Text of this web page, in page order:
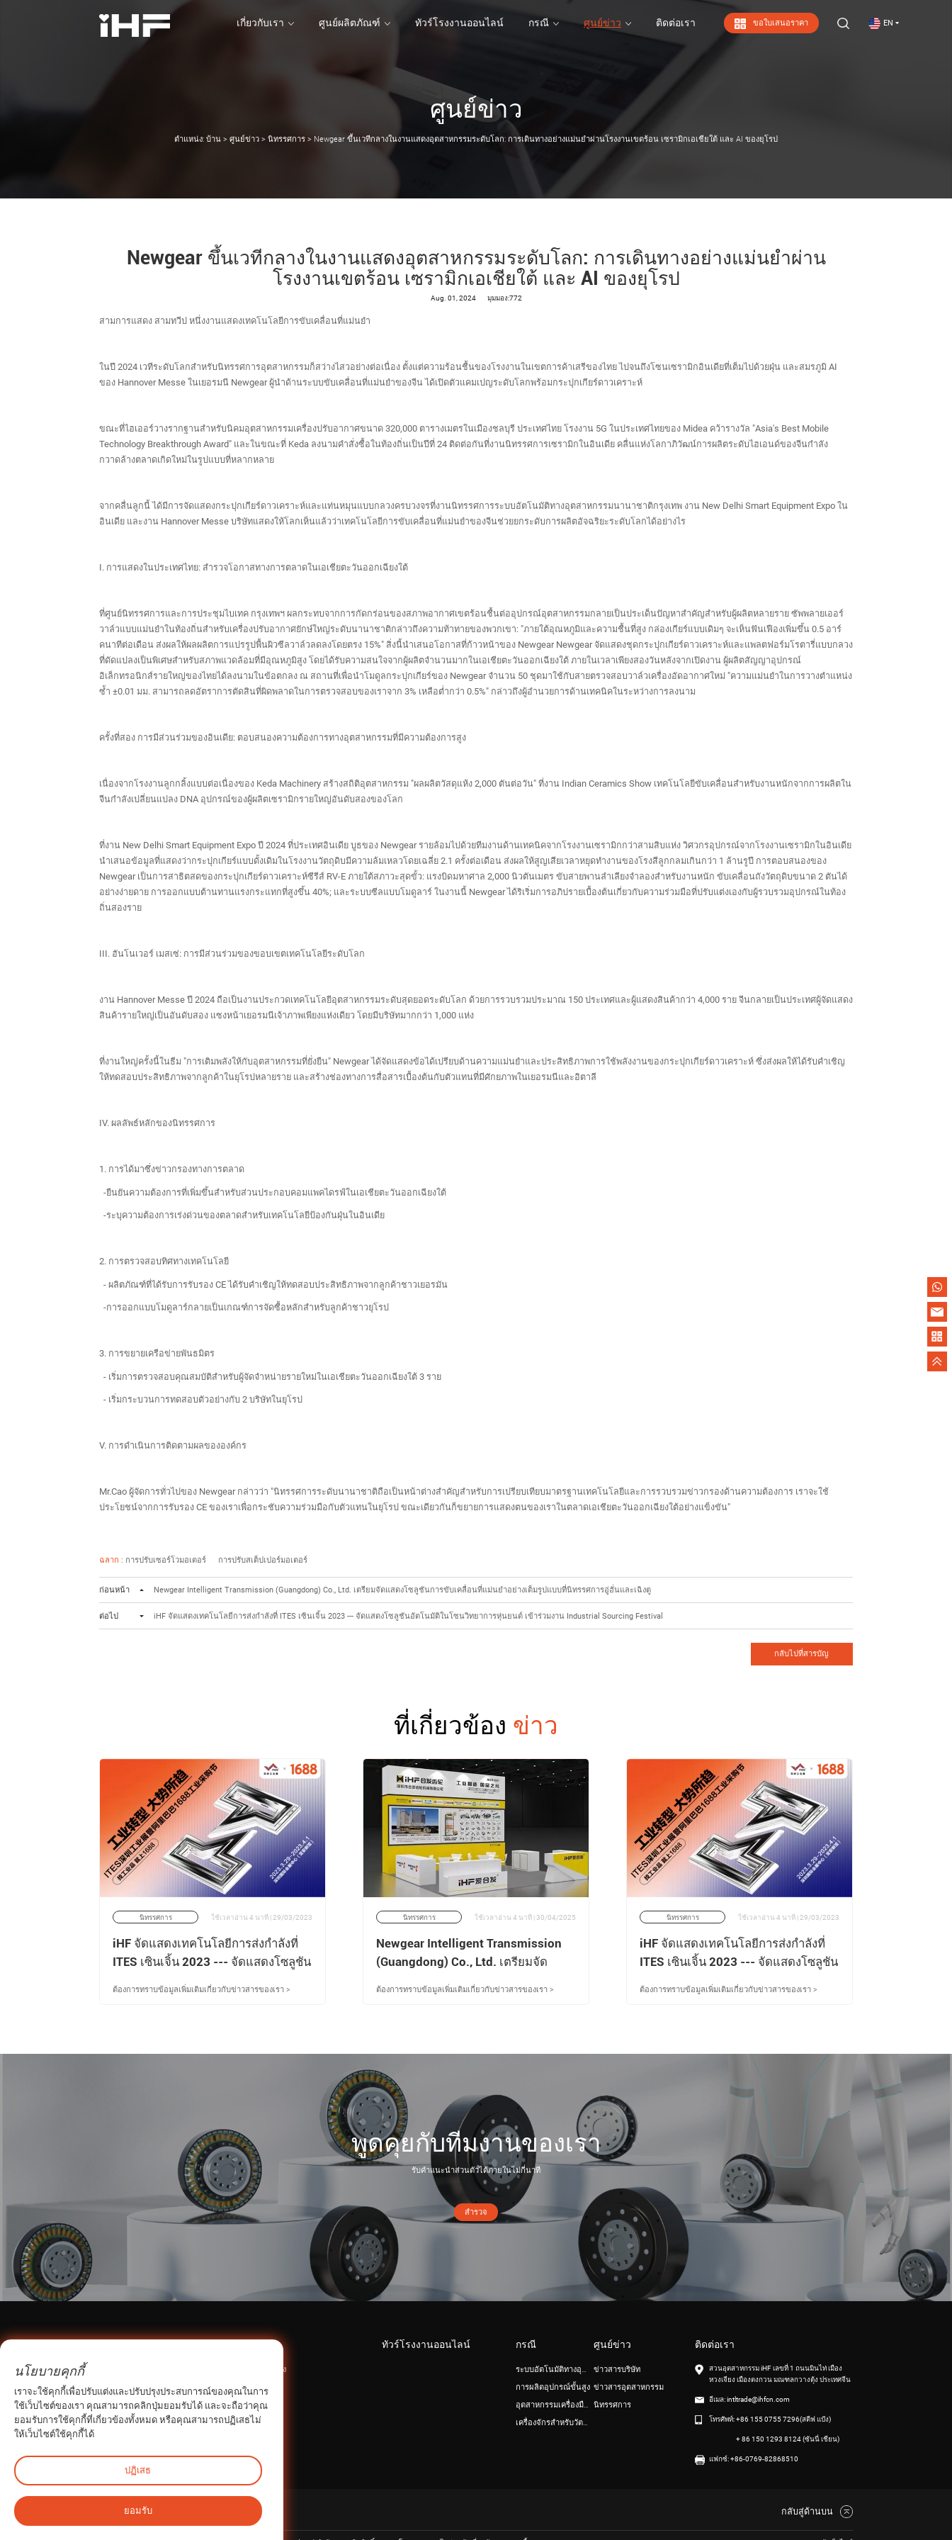
EN
ขอใบเสนอราคา
เกี่ยวกับเรา ศูนย์ผลิตภัณฑ์ ทัวร์โรงงานออนไลน์
ทัวร์โรงงานออนไลน์
กรณี ศูนย์ข่าว ติดต่อเรา
ศูนย์ข่าว
ตำแหน่ง: บ้าน > ศูนย์ข่าว > นิทรรศการ > Newgear ขึ้นเวทีกลางในงานแสดงอุตสาหกรรมระดับโลก: การเดินทางอย่างแม่นยำผ่านโรงงานเขตร้อน เซรามิกเอเชียใต้ และ AI ของยุโรป
Newgear ขึ้นเวทีกลางในงานแสดงอุตสาหกรรมระดับโลก: การเดินทางอย่างแม่นยำผ่าน
โรงงานเขตร้อน เซรามิกเอเชียใต้ และ AI ของยุโรป
Aug. 01, 2024 มุมมอง:772
สามการแสดง สามทวีป หนึ่งงานแสดงเทคโนโลยีการขับเคลื่อนที่แม่นยำ
ในปี 2024 เวทีระดับโลกสำหรับนิทรรศการอุตสาหกรรมก็สว่างไสวอย่างต่อเนื่อง ตั้งแต่ความร้อนชื้นของโรงงานในเขตการค้าเสรีของไทย ไปจนถึงโซนเซรามิกอินเดียที่เต็มไปด้วยฝุ่น และสมรภูมิ AI
ของ Hannover Messe ในเยอรมนี Newgear ผู้นำด้านระบบขับเคลื่อนที่แม่นยำของจีน ได้เปิดตัวแคมเปญระดับโลกพร้อมกระปุกเกียร์ดาวเคราะห์
ขณะที่ไฮเออร์วางรากฐานสำหรับนิคมอุตสาหกรรมเครื่องปรับอากาศขนาด 320,000 ตารางเมตรในเมืองชลบุรี ประเทศไทย โรงงาน 5G ในประเทศไทยของ Midea คว้ารางวัล "Asia's Best Mobile
Technology Breakthrough Award" และในขณะที่ Keda ลงนามคำสั่งซื้อในท้องถิ่นเป็นปีที่ 24 ติดต่อกันที่งานนิทรรศการเซรามิกในอินเดีย คลื่นแห่งโลกาภิวัฒน์การผลิตระดับไฮเอนด์ของจีนกำลัง
กวาดล้างตลาดเกิดใหม่ในรูปแบบที่หลากหลาย
จากคลื่นลูกนี้ ได้มีการจัดแสดงกระปุกเกียร์ดาวเคราะห์และแท่นหมุนแบบกลวงครบวงจรที่งานนิทรรศการระบบอัตโนมัติทางอุตสาหกรรมนานาชาติกรุงเทพ งาน New Delhi Smart Equipment Expo ใน
อินเดีย และงาน Hannover Messe บริษัทแสดงให้โลกเห็นแล้วว่าเทคโนโลยีการขับเคลื่อนที่แม่นยำของจีนช่วยยกระดับการผลิตอัจฉริยะระดับโลกได้อย่างไร
I. การแสดงในประเทศไทย: สำรวจโอกาสทางการตลาดในเอเชียตะวันออกเฉียงใต้
ที่ศูนย์นิทรรศการและการประชุมไบเทค กรุงเทพฯ ผลกระทบจากการกัดกร่อนของสภาพอากาศเขตร้อนชื้นต่ออุปกรณ์อุตสาหกรรมกลายเป็นประเด็นปัญหาสำคัญสำหรับผู้ผลิตหลายราย ซัพพลายเออร์
วาล์วแบบแม่นยำในท้องถิ่นสำหรับเครื่องปรับอากาศยักษ์ใหญ่ระดับนานาชาติกล่าวถึงความท้าทายของพวกเขา: "ภายใต้อุณหภูมิและความชื้นที่สูง กล่องเกียร์แบบเดิมๆ จะเห็นฟันเฟืองเพิ่มขึ้น 0.5 อาร์
คนาทีต่อเดือน ส่งผลให้ผลผลิตการแปรรูปพื้นผิวซีลวาล์วลดลงโดยตรง 15%" สิ่งนี้นำเสนอโอกาสที่ก้าวหน้าของ Newgear Newgear จัดแสดงชุดกระปุกเกียร์ดาวเคราะห์และแพลตฟอร์มโรตารี่แบบกลวง
ที่ดัดแปลงเป็นพิเศษสำหรับสภาพแวดล้อมที่มีอุณหภูมิสูง โดยได้รับความสนใจจากผู้ผลิตจำนวนมากในเอเชียตะวันออกเฉียงใต้ ภายในเวลาเพียงสองวันหลังจากเปิดงาน ผู้ผลิตสัญญาอุปกรณ์
อิเล็กทรอนิกส์รายใหญ่ของไทยได้ลงนามในข้อตกลง ณ สถานที่เพื่อนำโมดูลกระปุกเกียร์ของ Newgear จำนวน 50 ชุดมาใช้กับสายตรวจสอบวาล์วเครื่องอัดอากาศใหม่ "ความแม่นยำในการวางตำแหน่ง
ซ้ำ ±0.01 มม. สามารถลดอัตราการตัดสินที่ผิดพลาดในการตรวจสอบของเราจาก 3% เหลือต่ำกว่า 0.5%" กล่าวถึงผู้อำนวยการด้านเทคนิคในระหว่างการลงนาม
ครั้งที่สอง การมีส่วนร่วมของอินเดีย: ตอบสนองความต้องการทางอุตสาหกรรมที่มีความต้องการสูง
เนื่องจากโรงงานลูกกลิ้งแบบต่อเนื่องของ Keda Machinery สร้างสถิติอุตสาหกรรม "ผลผลิตวัสดุแห้ง 2,000 ตันต่อวัน" ที่งาน Indian Ceramics Show เทคโนโลยีขับเคลื่อนสำหรับงานหนักจากการผลิตใน
จีนกำลังเปลี่ยนแปลง DNA อุปกรณ์ของผู้ผลิตเซรามิกรายใหญ่อันดับสองของโลก
ที่งาน New Delhi Smart Equipment Expo ปี 2024 ที่ประเทศอินเดีย บูธของ Newgear รายล้อมไปด้วยทีมงานด้านเทคนิคจากโรงงานเซรามิกกว่าสามสิบแห่ง วิศวกรอุปกรณ์จากโรงงานเซรามิกในอินเดีย
นำเสนอข้อมูลที่แสดงว่ากระปุกเกียร์แบบดั้งเดิมในโรงงานวัตถุดิบมีความล้มเหลวโดยเฉลี่ย 2.1 ครั้งต่อเดือน ส่งผลให้สูญเสียเวลาหยุดทำงานของโรงสีลูกกลมเกินกว่า 1 ล้านรูปี การตอบสนองของ
Newgear เป็นการสาธิตสดของกระปุกเกียร์ดาวเคราะห์ซีรีส์ RV-E ภายใต้สภาวะสุดขั้ว: แรงบิดมหาศาล 2,000 นิวตันเมตร ขับสายพานลำเลียงจำลองสำหรับงานหนัก ขับเคลื่อนถังวัตถุดิบขนาด 2 ตันได้
อย่างง่ายดาย การออกแบบต้านทานแรงกระแทกที่สูงขึ้น 40%; และระบบซีลแบบโมดูลาร์ ในงานนี้ Newgear ได้ริเริ่มการอภิปรายเบื้องต้นเกี่ยวกับความร่วมมือที่ปรับแต่งเองกับผู้รวบรวมอุปกรณ์ในท้อง
ถิ่นสองราย
III. ฮันโนเวอร์ เมสเซ่: การมีส่วนร่วมของขอบเขตเทคโนโลยีระดับโลก
งาน Hannover Messe ปี 2024 ถือเป็นงานประกวดเทคโนโลยีอุตสาหกรรมระดับสุดยอดระดับโลก ด้วยการรวบรวมประมาณ 150 ประเทศและผู้แสดงสินค้ากว่า 4,000 ราย จีนกลายเป็นประเทศผู้จัดแสดง
สินค้ารายใหญ่เป็นอันดับสอง แซงหน้าเยอรมนีเจ้าภาพเพียงแห่งเดียว โดยมีบริษัทมากกว่า 1,000 แห่ง
ที่งานใหญ่ครั้งนี้ในธีม "การเติมพลังให้กับอุตสาหกรรมที่ยั่งยืน" Newgear ได้จัดแสดงข้อได้เปรียบด้านความแม่นยำและประสิทธิภาพการใช้พลังงานของกระปุกเกียร์ดาวเคราะห์ ซึ่งส่งผลให้ได้รับคำเชิญ
ให้ทดสอบประสิทธิภาพจากลูกค้าในยุโรปหลายราย และสร้างช่องทางการสื่อสารเบื้องต้นกับตัวแทนที่มีศักยภาพในเยอรมนีและอิตาลี
IV. ผลลัพธ์หลักของนิทรรศการ
1. การได้มาซึ่งข่าวกรองทางการตลาด
-ยืนยันความต้องการที่เพิ่มขึ้นสำหรับส่วนประกอบคอมแพคไดรฟ์ในเอเชียตะวันออกเฉียงใต้
-ระบุความต้องการเร่งด่วนของตลาดสำหรับเทคโนโลยีป้องกันฝุ่นในอินเดีย
2. การตรวจสอบทิศทางเทคโนโลยี
- ผลิตภัณฑ์ที่ได้รับการรับรอง CE ได้รับคำเชิญให้ทดสอบประสิทธิภาพจากลูกค้าชาวเยอรมัน
-การออกแบบโมดูลาร์กลายเป็นเกณฑ์การจัดซื้อหลักสำหรับลูกค้าชาวยุโรป
3. การขยายเครือข่ายพันธมิตร
- เริ่มการตรวจสอบคุณสมบัติสำหรับผู้จัดจำหน่ายรายใหม่ในเอเชียตะวันออกเฉียงใต้ 3 ราย
- เริ่มกระบวนการทดสอบตัวอย่างกับ 2 บริษัทในยุโรป
V. การดำเนินการติดตามผลขององค์กร
Mr.Cao ผู้จัดการทั่วไปของ Newgear กล่าวว่า "นิทรรศการระดับนานาชาติถือเป็นหน้าต่างสำคัญสำหรับการเปรียบเทียบมาตรฐานเทคโนโลยีและการรวบรวมข่าวกรองด้านความต้องการ เราจะใช้
ประโยชน์จากการรับรอง CE ของเราเพื่อกระชับความร่วมมือกับตัวแทนในยุโรป ขณะเดียวกันก็ขยายการแสดงตนของเราในตลาดเอเชียตะวันออกเฉียงใต้อย่างแข็งขัน"
ฉลาก : การปรับเซอร์โวมอเตอร์ การปรับสเต็ปเปอร์มอเตอร์
ก่อนหน้า Newgear Intelligent Transmission (Guangdong) Co., Ltd. เตรียมจัดแสดงโซลูชันการขับเคลื่อนที่แม่นยำอย่างเต็มรูปแบบที่นิทรรศการอู่ฮั่นและเฉิงตู
ต่อไป iHF จัดแสดงเทคโนโลยีการส่งกำลังที่ ITES เซินเจิ้น 2023 --- จัดแสดงโซลูชันอัตโนมัติในโซนวิทยาการหุ่นยนต์ เข้าร่วมงาน Industrial Sourcing Festival
กลับไปที่สารบัญ
ที่เกี่ยวข้อง ข่าว
นิทรรศการ ใช้เวลาอ่าน 4 นาที | 29/03/2023
iHF จัดแสดงเทคโนโลยีการส่งกำลังที่
ITES เซินเจิ้น 2023 --- จัดแสดงโซลูชัน
ร่วมงาน Industrial Sourcing Festival
ต้องการทราบข้อมูลเพิ่มเติมเกี่ยวกับข่าวสารของเรา >
นิทรรศการ ใช้เวลาอ่าน 4 นาที | 30/04/2025
Newgear Intelligent Transmission
(Guangdong) Co., Ltd. เตรียมจัด
อย่างเต็มรูปแบบที่นิทรรศการอู่ฮั่นและ
ต้องการทราบข้อมูลเพิ่มเติมเกี่ยวกับข่าวสารของเรา >
นิทรรศการ ใช้เวลาอ่าน 4 นาที | 29/03/2023
iHF จัดแสดงเทคโนโลยีการส่งกำลังที่
ITES เซินเจิ้น 2023 --- จัดแสดงโซลูชัน
ร่วมงาน Industrial Sourcing Festival
ต้องการทราบข้อมูลเพิ่มเติมเกี่ยวกับข่าวสารของเรา >
พูดคุยกับทีมงานของเรา
รับคำแนะนำส่วนตัวได้ภายในไม่กี่นาที
สำรวจ
สิ่งอำนวยความสะดวกในการผลิต
การเดินทางของเรา
ใบรับรองและเกียรติประวัติ
ทำไมต้องเลือกเรา
เฟืองและพูลเลย์ไทม์มิ่ง
นิวเกียร์
แบรนด์ที่ต้องการ
มอเตอร์ข้อต่อหุ่นยนต์
ทัวร์โรงงานออนไลน์ กรณี
ระบบอัตโนมัติทางอุตสาหกรรมและหุ่นยนต์
การผลิตอุปกรณ์ขั้นสูง
อุตสาหกรรมเครื่องมือกล
เครื่องจักรสำหรับวัตถุประสงค์พิเศษ
ศูนย์ข่าว
ข่าวสารบริษัท
ข่าวสารอุตสาหกรรม
นิทรรศการ
ติดต่อเรา
สวนอุตสาหกรรม iHF เลขที่ 1 ถนนมินไท่ เมือง
หวงเจียง เมืองตงกวน มณฑลกวางตุ้ง ประเทศจีน
อีเมล:intltrade@ihfcn.com
โทรศัพท์:+86 155 0755 7296(สตีฟ แป้ง)
+ 86 150 1293 8124 (ซันนี่ เชียน)
แฟกซ์: +86-0769-82868510
กลับสู่ด้านบน
นโยบายคุกกี้
เราจะใช้คุกกี้เพื่อปรับแต่งและปรับปรุงประสบการณ์ของคุณในการ
ใช้เว็บไซต์ของเรา คุณสามารถคลิกปุ่มยอมรับได้ และจะถือว่าคุณ
ยอมรับการใช้คุกกี้ที่เกี่ยวข้องทั้งหมด หรือคุณสามารถปฏิเสธไม่
ให้เว็บไซต์ใช้คุกกี้ได้
ปฏิเสธ
ยอมรับ